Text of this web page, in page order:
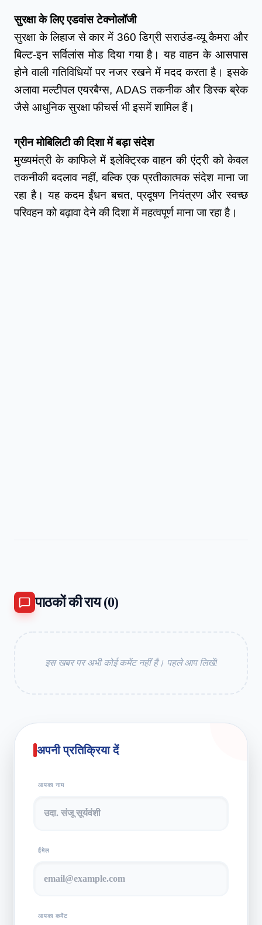
सुरक्षा के लिए एडवांस टेक्नोलॉजी
सुरक्षा के लिहाज से कार में 360 डिग्री सराउंड-व्यू कैमरा और
बिल्ट-इन सर्विलांस मोड दिया गया है। यह वाहन के आसपास
होने वाली गतिविधियों पर नजर रखने में मदद करता है। इसके
अलावा मल्टीपल एयरबैग्स, ADAS तकनीक और डिस्क ब्रेक
जैसे आधुनिक सुरक्षा फीचर्स भी इसमें शामिल हैं।
ग्रीन मोबिलिटी की दिशा में बड़ा संदेश
मुख्यमंत्री के काफिले में इलेक्ट्रिक वाहन की एंट्री को केवल
तकनीकी बदलाव नहीं, बल्कि एक प्रतीकात्मक संदेश माना जा
रहा है। यह कदम ईंधन बचत, प्रदूषण नियंत्रण और स्वच्छ
परिवहन को बढ़ावा देने की दिशा में महत्वपूर्ण माना जा रहा है।
पाठकों की राय (0)
इस खबर पर अभी कोई कमेंट नहीं है। पहले आप लिखें!
अपनी प्रतिक्रिया दें
आपका नाम
ईमेल
आपका कमेंट